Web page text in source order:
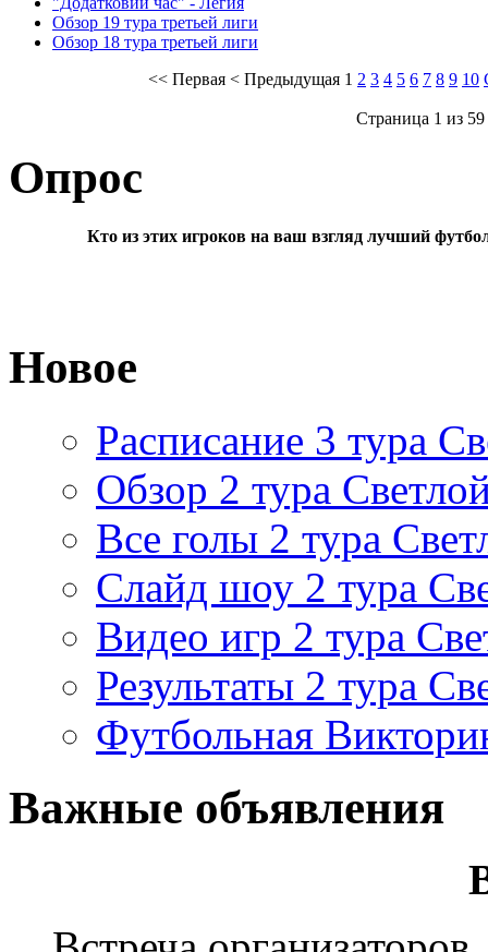
Обзор 19 тура третьей лиги
Обзор 18 тура третьей лиги
<< Первая < Предыдущая 1 2 3 4 5 6 7 8 9 10
Страница 1 из 59
Опрос
Кто из этих игроков на ваш взгляд лучший
Новое
Расписание 3 тура
Обзор 2 тура
Все голы 2 тура
Слайд шоу 2 тура
Видео игр 2 тура
Результаты 2 тура
Футбольная
Важные объявления